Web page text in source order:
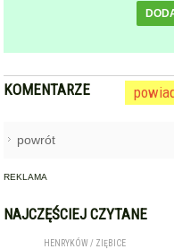
KOMENTARZE
powrót
REKLAMA
NAJCZĘŚCIEJ CZYTANE
HENRYKÓW / ZIĘBICE